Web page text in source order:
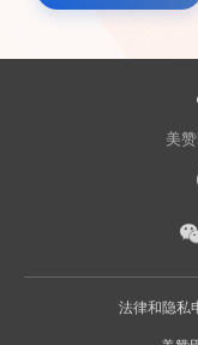
美
法律和隐私